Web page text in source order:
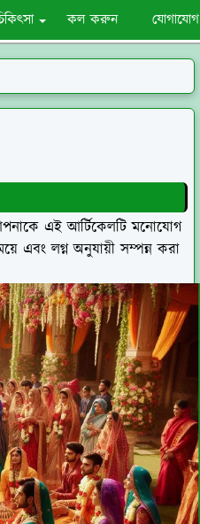
কল করুন যোগাযোগ
এই আর্টিকেলটি মনোযোগ
এবং লগ্ন অনুযায়ী সম্পন্ন করা